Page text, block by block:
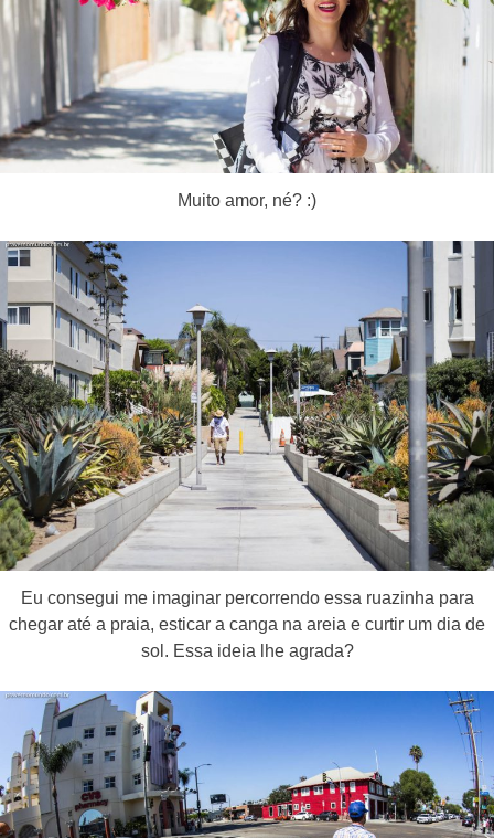
Muito amor, né? :)
Eu consegui me imaginar percorrendo essa ruazinha para
chegar até a praia, esticar a canga na areia e curtir um dia de
sol. Essa ideia lhe agrada?